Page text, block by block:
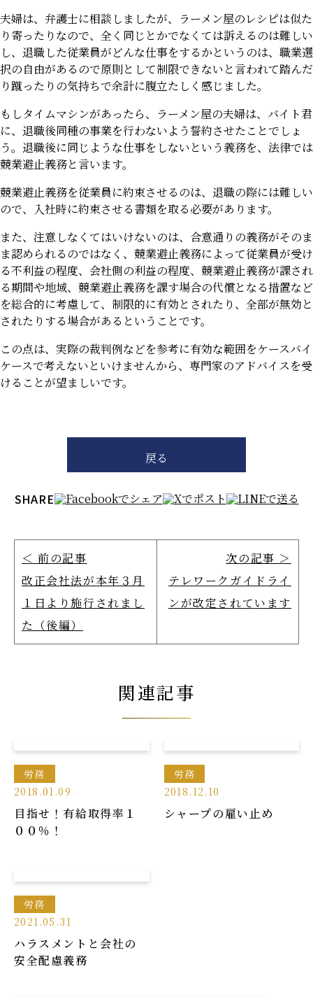
夫婦は、弁護士に相談しましたが、ラーメン屋のレシピは似た
り寄ったりなので、全く同じとかでなくては訴えるのは難しい
し、退職した従業員がどんな仕事をするかというのは、職業選
択の自由があるので原則として制限できないと言われて踏んだ
り蹴ったりの気持ちで余計に腹立たしく感じました。
もしタイムマシンがあったら、ラーメン屋の夫婦は、バイト君
に、退職後同種の事業を行わないよう誓約させたことでしょ
う。退職後に同じような仕事をしないという義務を、法律では
競業避止義務と言います。
競業避止義務を従業員に約束させるのは、退職の際には難しい
ので、入社時に約束させる書類を取る必要があります。
また、注意しなくてはいけないのは、合意通りの義務がそのま
ま認められるのではなく、競業避止義務によって従業員が受け
る不利益の程度、会社側の利益の程度、競業避止義務が課され
る期間や地域、競業避止義務を課す場合の代償となる措置など
を総合的に考慮して、制限的に有効とされたり、全部が無効と
されたりする場合があるということです。
この点は、実際の裁判例などを参考に有効な範囲をケースバイ
ケースで考えないといけませんから、専門家のアドバイスを受
けることが望ましいです。
戻る
SHARE
＜ 前の記事
改正会社法が本年３月
１日より施行されまし
た（後編）
次の記事 ＞
テレワークガイドライ
ンが改定されています
関連記事
労務
2018.01.09
目指せ！有給取得率１
００％！
労務
2018.12.10
シャープの雇い止め
労務
2021.05.31
ハラスメントと会社の
安全配慮義務